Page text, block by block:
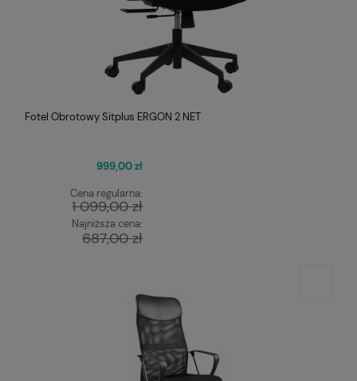
Fotel Obrotowy Sitplus ERGON 2 NET
999,00 zł
Cena regularna:
1 099,00 zł
Najniższa cena:
687,00 zł